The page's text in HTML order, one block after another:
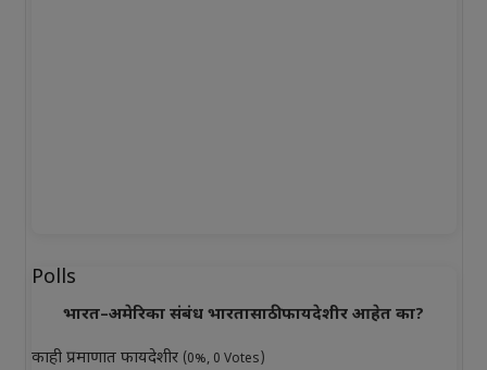
Polls
भारत–अमेरिका संबंध भारतासाठी फायदेशीर आहेत का?
काही प्रमाणात फायदेशीर (0%, 0 Votes)